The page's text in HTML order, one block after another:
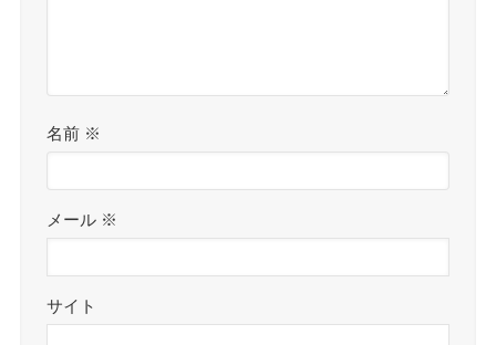
名前 ※
メール ※
サイト